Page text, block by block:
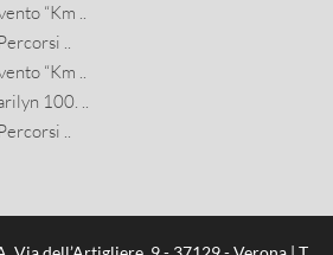
“Km ..
..
“Km ..
100. ..
..